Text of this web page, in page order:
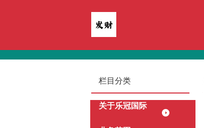
栏目分类
关于乐冠国际